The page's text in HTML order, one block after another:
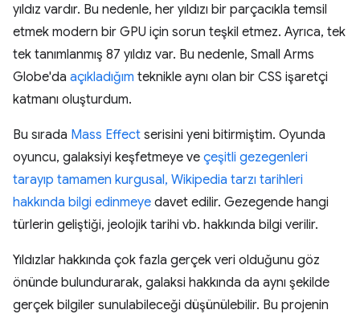
yıldız vardır. Bu nedenle, her yıldızı bir parçacıkla temsil
etmek modern bir GPU için sorun teşkil etmez. Ayrıca, tek
tek tanımlanmış 87 yıldız var. Bu nedenle, Small Arms
Globe'da açıkladığım teknikle aynı olan bir CSS işaretçi
katmanı oluşturdum.
Bu sırada Mass Effect serisini yeni bitirmiştim. Oyunda
oyuncu, galaksiyi keşfetmeye ve çeşitli gezegenleri
tarayıp tamamen kurgusal, Wikipedia tarzı tarihleri
hakkında bilgi edinmeye davet edilir. Gezegende hangi
türlerin geliştiği, jeolojik tarihi vb. hakkında bilgi verilir.
Yıldızlar hakkında çok fazla gerçek veri olduğunu göz
önünde bulundurarak, galaksi hakkında da aynı şekilde
gerçek bilgiler sunulabileceği düşünülebilir. Bu projenin